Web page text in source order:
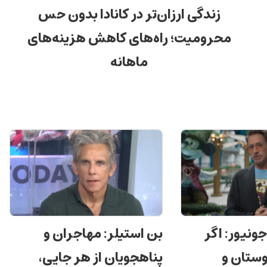
زندگی ارزان‌تر در کانادا بدون حس
محرومیت؛ راه‌های کاهش هزینه‌های
ماهانه
اگر
و
بن استیلر: مهاجران و
پناهجویان از هر جایی،